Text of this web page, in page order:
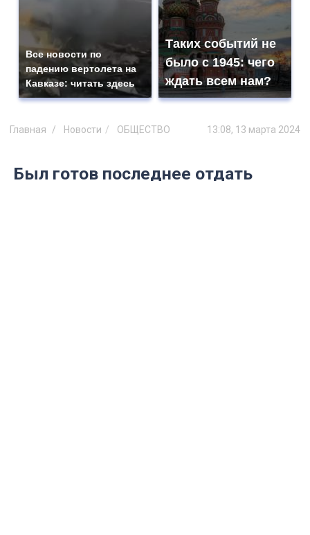
Все новости по
падению вертолета на
Кавказе: читать здесь
Таких событий не
было с 1945: чего
ждать всем нам?
Главная Новости ОБЩЕСТВО 13:08, 13 марта 2024
Был готов последнее отдать